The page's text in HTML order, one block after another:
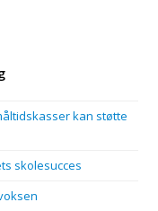
kan støtte
skolesucces